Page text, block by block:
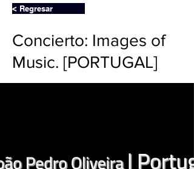
< Regresar
Concierto: Images of
Music. [PORTUGAL]